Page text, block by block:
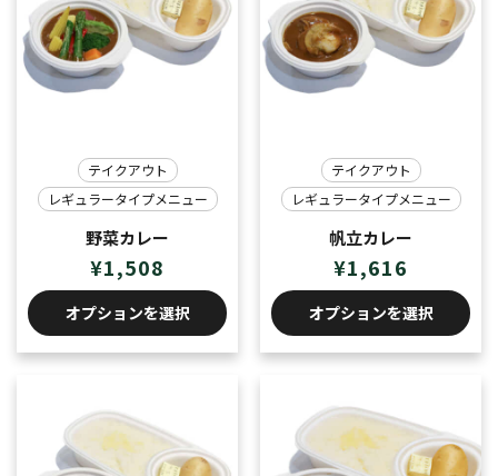
テイクアウト
レギュラータイプメニュー
野菜カレー
¥1,508
オプションを選択
テイクアウト
レギュラータイプメニュー
帆立カレー
¥1,616
オプションを選択